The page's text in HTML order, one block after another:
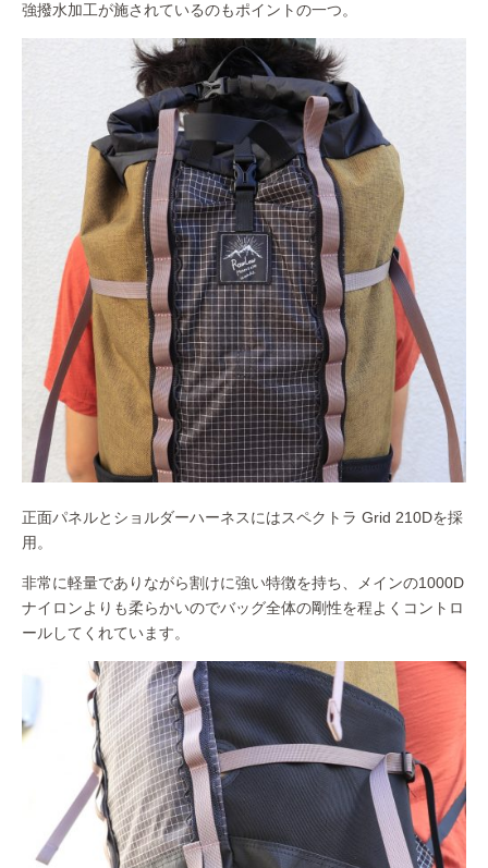
強撥水加工が施されているのもポイントの一つ。
正面パネルとショルダーハーネスにはスペクトラ Grid 210Dを採
用。
非常に軽量でありながら割けに強い特徴を持ち、メインの1000D
ナイロンよりも柔らかいのでバッグ全体の剛性を程よくコントロ
ールしてくれています。